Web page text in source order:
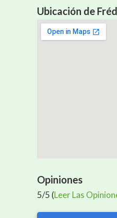
Ubicación de
Opiniones
5/5 (Leer Las